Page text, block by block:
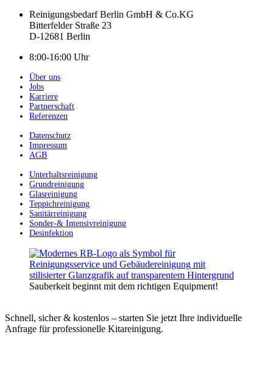
Reinigungsbedarf Berlin GmbH & Co.KG
Bitterfelder Straße 23
D-12681 Berlin
8:00-16:00 Uhr
Über uns
Jobs
Karriere
Partnerschaft
Referenzen
Datenschutz
Impressum
AGB
Unterhaltsreinigung
Grundreinigung
Glasreinigung
Teppichreinigung
Sanitärreinigung
Sonder-& Intensivreinigung
Desinfektion
Sauberkeit beginnt mit dem richtigen Equipment!
Schnell, sicher & kostenlos – starten Sie jetzt Ihre individuelle
Anfrage für professionelle Kitareinigung.